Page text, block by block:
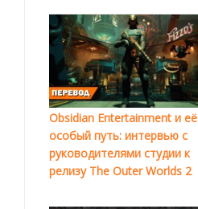
Obsidian Entertainment и её
особый путь: интервью с
руководителями студии к
релизу The Outer Worlds 2